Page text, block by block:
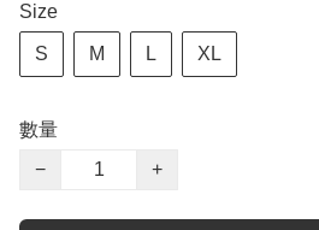
Size
S M L XL
數量
−
+